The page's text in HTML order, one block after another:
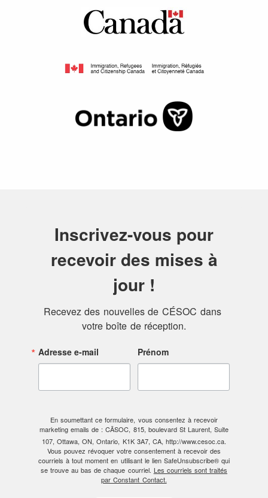
Inscrivez-vous pour
recevoir des mises à
jour !
Recevez des nouvelles de CÉSOC dans
votre boîte de réception.
Adresse e-mail Prénom
En soumettant ce formulaire, vous consentez à recevoir
marketing emails de : CÃSOC, 815, boulevard St Laurent, Suite
107, Ottawa, ON, Ontario, K1K 3A7, CA, http://www.cesoc.ca.
Vous pouvez révoquer votre consentement à recevoir des
courriels à tout moment en utilisant le lien SafeUnsubscribe® qui
se trouve au bas de chaque courriel. Les courriels sont traités
par Constant Contact.